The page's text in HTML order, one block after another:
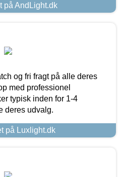
på AndLight.dk
og fri fragt på alle deres
med professionel
typisk inden for 1-4
deres udvalg.
på Luxlight.dk